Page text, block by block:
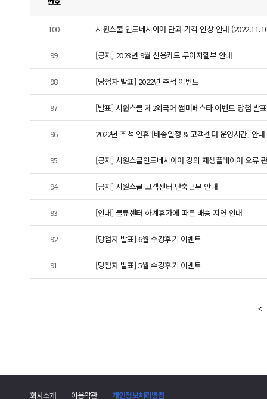
100 시원스쿨 인도네시아어 단과 가격 인상 안내
99 [공지] 2023년 9월 신용카드 무이자할부 안내
98 [당첨자 발표] 2022년 추석 이벤트
97 [발표] 시원스쿨 제2외국어 썸머페스타 이벤트 당첨 발
96 2022년 추석 연휴 [배송일정 & 고객센터 운영시간] 안내
95 [공지] 시원스쿨인도네시아어 강의 재생플레이어 오류
94 [공지] 시원스쿨 고객센터 단축근무 안내
93 [안내] 물류센터 하계휴가에 따른 배송 지연 안내
92 [당첨자 발표] 6월 수강후기 이벤트
91 [당첨자 발표] 5월 수강후기 이벤트
회사소개 이용약관 개인정보처리방침